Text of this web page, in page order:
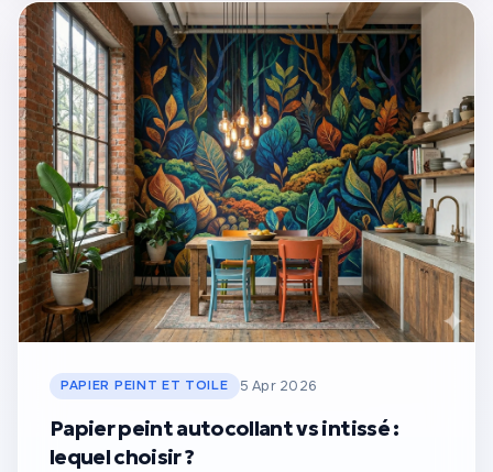
PAPIER PEINT ET TOILE 5 Apr 2026
Papier peint autocollant vs intissé :
lequel choisir ?